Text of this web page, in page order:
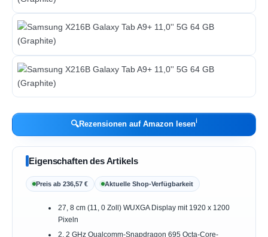
🔍Rezensionen auf Amazon lesenℹ︎
Eigenschaften des Artikels
Preis ab 236,57 € Aktuelle Shop-Verfügbarkeit
27, 8 cm (11, 0 Zoll) WUXGA Display mit 1920 x 1200
Pixeln
2, 2 GHz Qualcomm-Snapdragon 695 Octa-Core-